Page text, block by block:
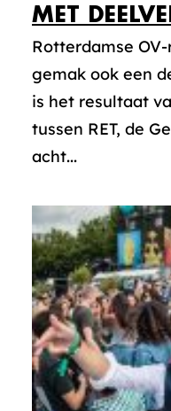
MET
Rotterdamse
gemak ook een
is het resultaat
tussen RET, de
acht...